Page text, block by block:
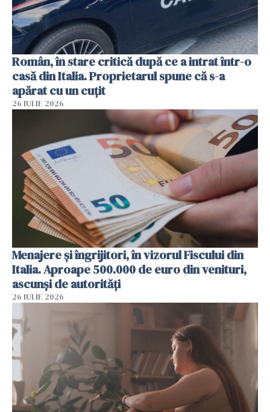
Român, în stare critică după ce a intrat într-o
casă din Italia. Proprietarul spune că s-a
apărat cu un cuțit
26 IULIE 2026
Menajere și îngrijitori, în vizorul Fiscului din
Italia. Aproape 500.000 de euro din venituri,
ascunși de autorități
26 IULIE 2026